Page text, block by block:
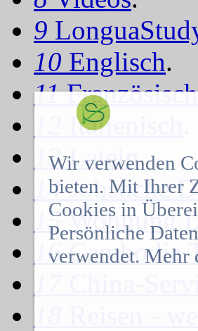
9
10 Englisch.
11Französisch
Italienisch
13Latein.
14Jobsuche
15Wohnung
16Cambodia
Wir verwenden
bieten. Mit Ihrer
Cookies in
Persönliche
verwendet. Mehr